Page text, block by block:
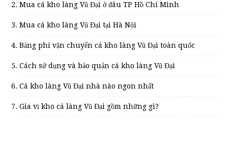
Mua cá kho làng Vũ Đại ở đâu TP Hồ Chí Minh
Mua cá kho làng Vũ Đại tại Hà Nội
Bảng phí vận chuyển cá kho làng Vũ Đại toàn quốc
Cách sử dụng và bảo quản cá kho làng Vũ Đại
Cá kho làng Vũ Đại nhà nào ngon nhất
Gia vị kho cá làng Vũ Đại gồm những gì?